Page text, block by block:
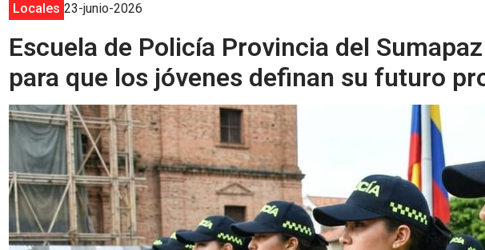
Locales 23-junio-2026
Escuela de Policía Provincia del
para que los jóvenes definan su futuro